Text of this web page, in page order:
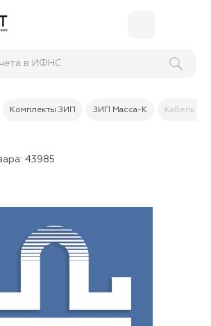
в ИФНС
Комплекты ЗИП ЗИП Масса-К Кабель
43985